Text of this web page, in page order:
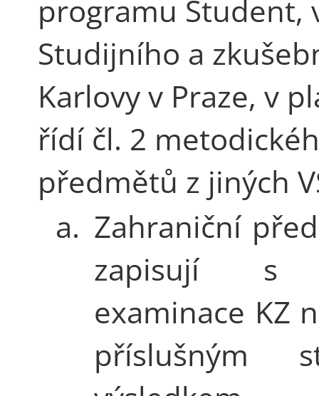
programu Student,
Studijního a
Karlovy v Praze, v
řídí čl. 2
předmětů z jiných
a. Zahraniční
zapisují s
examinace KZ
příslušným